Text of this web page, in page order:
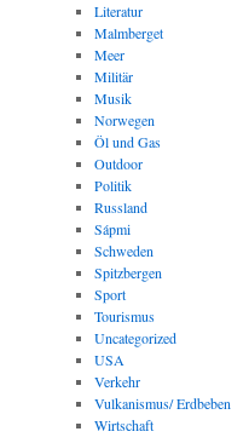
Literatur
Malmberget
Meer
Militär
Musik
Norwegen
Öl und Gas
Outdoor
Politik
Russland
Sápmi
Schweden
Spitzbergen
Sport
Tourismus
Uncategorized
USA
Verkehr
Vulkanismus/ Erdbeben
Wirtschaft